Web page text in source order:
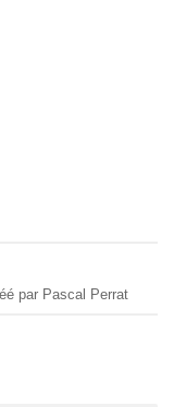
par Pascal Perrat